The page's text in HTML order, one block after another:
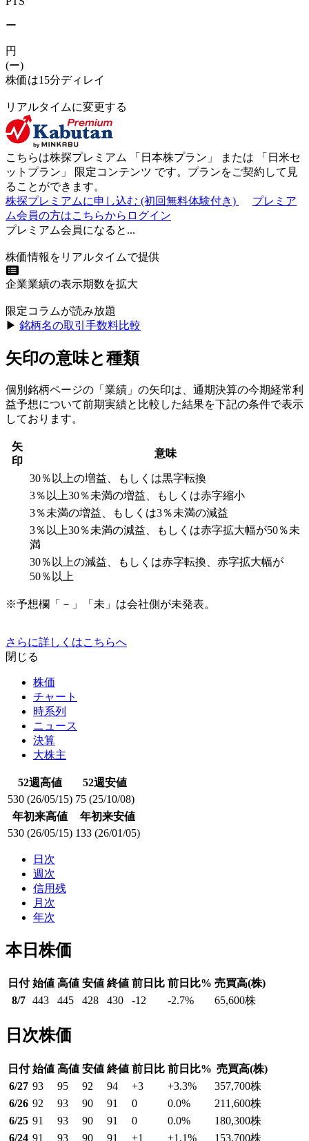
ー
円
(ー)
株価は15分ディレイ
リアルタイムに変更する
こちらは株探プレミアム 「 日本株プラン 」 または 「 日米セ
ットプラン 」 限定コンテンツ です。プランをご契約して見
ることができます。
株探プレミアムに申し込む (初回無料体験付き)
プレミア
ム会員の方はこちらからログイン
プレミアム会員になると...
株価情報をリアルタイムで提供
企業業績の表示期数を拡大
限定コラムが読み放題
▶︎ 銘柄名の取引手数料比較
矢印の意味と種類
個別銘柄ページの「業績」の矢印は、通期決算の今期経常利
益予想について前期実績と比較した結果を下記の条件で表示
しております。
矢
印
意味
30％以上の増益、もしくは黒字転換
3％以上30％未満の増益、もしくは赤字縮小
3％未満の増益、もしくは3％未満の減益
3％以上30％未満の減益、もしくは赤字拡大幅が50％未
満
30％以上の減益、もしくは赤字転換、赤字拡大幅が
50％以上
※予想欄「－」「未」は会社側が未発表。
さらに詳しくはこちらへ
閉じる
株価
チャート
時系列
ニュース
決算
大株主
52週高値
52週安値
530 (26/05/15) 75 (25/10/08)
年初来高値
年初来安値
530 (26/05/15) 133 (26/01/05)
日次
週次
信用残
月次
年次
本日株価
日付 始値 高値 安値 終値 前日比 前日比% 売買高(株)
8/7 443 445 428 430 -12 -2.7% 65,600株
日次株価
日付 始値 高値 安値 終値 前日比 前日比% 売買高(株)
6/27 93 95 92 94 +3 +3.3% 357,700株
6/26 92 93 90 91 0 0.0% 211,600株
6/25 91 93 90 91 0 0.0% 180,300株
6/24 91 93 90 91 +1 +1.1% 153,700株